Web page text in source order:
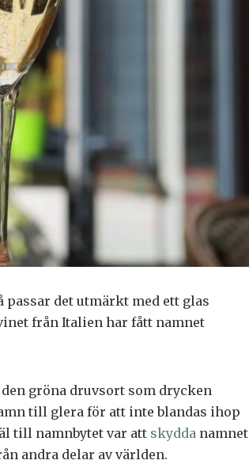
passar det utmärkt med ett glas
från Italien har fått namnet
gröna druvsort som drycken
till glera för att inte blandas ihop
till namnbytet var att skydda namnet
andra delar av världen.